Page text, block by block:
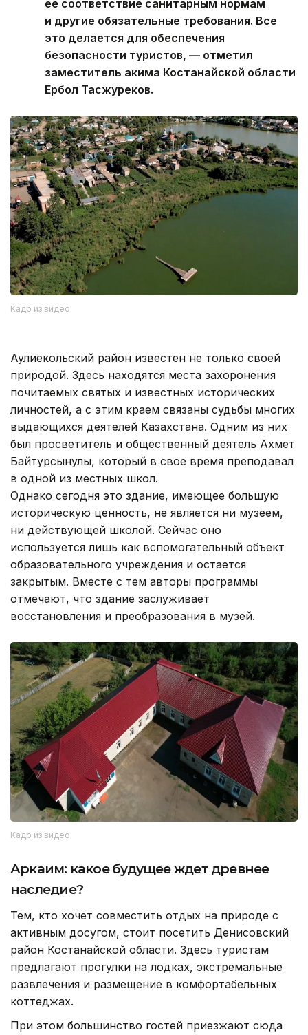
ее соответствие санитарным нормам
и другие обязательные требования. Все
это делается для обеспечения
безопасности туристов, — отметил
заместитель акима Костанайской области
Ербол Тасжуреков.
Кадр из видео
Аулиекольский район известен не только своей
природой. Здесь находятся места захоронения
почитаемых святых и известных исторических
личностей, а с этим краем связаны судьбы многих
выдающихся деятелей Казахстана. Одним из них
был просветитель и общественный деятель Ахмет
Байтурсынулы, который в свое время преподавал
в одной из местных школ.
Однако сегодня это здание, имеющее большую
историческую ценность, не является ни музеем,
ни действующей школой. Сейчас оно
используется лишь как вспомогательный объект
образовательного учреждения и остается
закрытым. Вместе с тем авторы программы
отмечают, что здание заслуживает
восстановления и преобразования в музей.
Кадр из видео
Аркаим: какое будущее ждет древнее
наследие?
Тем, кто хочет совместить отдых на природе с
активным досугом, стоит посетить Денисовский
район Костанайской области. Здесь туристам
предлагают прогулки на лодках, экстремальные
развлечения и размещение в комфортабельных
коттеджах.
При этом большинство гостей приезжают сюда